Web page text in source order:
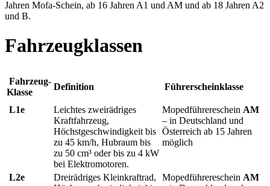
Jahren Mofa-Schein, ab 16 Jahren A1 und AM und ab 18 Jahren A2
und B.
Fahrzeugklassen
Fahrzeug-
Klasse
Definition Führerscheinklasse
L1e
Leichtes zweirädriges
Kraftfahrzeug,
Höchstgeschwindigkeit bis
zu 45 km/h, Hubraum bis
zu 50 cm³ oder bis zu 4 kW
bei Elektromotoren.
Mopedführereschein AM
– in Deutschland und
Österreich ab 15 Jahren
möglich
L2e
Dreirädriges Kleinkraftrad,
Mopedführereschein AM